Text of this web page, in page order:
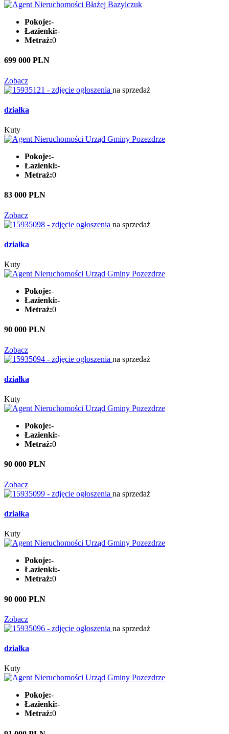
Pokoje:-
Łazienki:-
Metraż:0
699 000 PLN
Zobacz
na sprzedaż
działka
Kuty
Pokoje:-
Łazienki:-
Metraż:0
83 000 PLN
Zobacz
na sprzedaż
działka
Kuty
Pokoje:-
Łazienki:-
Metraż:0
90 000 PLN
Zobacz
na sprzedaż
działka
Kuty
Pokoje:-
Łazienki:-
Metraż:0
90 000 PLN
Zobacz
na sprzedaż
działka
Kuty
Pokoje:-
Łazienki:-
Metraż:0
90 000 PLN
Zobacz
na sprzedaż
działka
Kuty
Pokoje:-
Łazienki:-
Metraż:0